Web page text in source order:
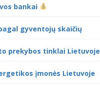
bankai
gyventojų skaičių
prekybos tinklai Lietuvoje
įmonės Lietuvoje